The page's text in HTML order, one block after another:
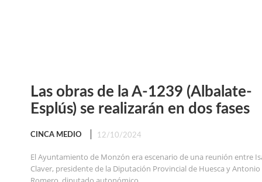
Las obras de la A-1239 (Albalate-
Esplús) se realizarán en dos fases
CINCA MEDIO 12/10/2024
El Ayuntamiento de Monzón era escenario de una reunión entre
Claver, presidente de la Diputación Provincial de Huesca y Antonio